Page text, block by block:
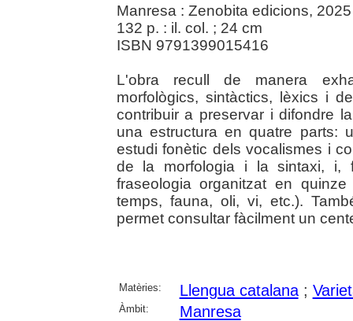
Manresa : Zenobita edicions, 2025
132 p. : il. col. ; 24 cm
ISBN 9791399015416
L'obra recull de manera
morfològics, sintàctics, lèxics i
contribuir a preservar i difondre
una estructura en quatre parts:
estudi fonètic dels vocalismes i
de la morfologia i la sintaxi, i,
fraseologia organitzat en
temps, fauna, oli, vi, etc.).
permet consultar fàcilment un
Matèries: Llengua catalana;
Àmbit: Manresa